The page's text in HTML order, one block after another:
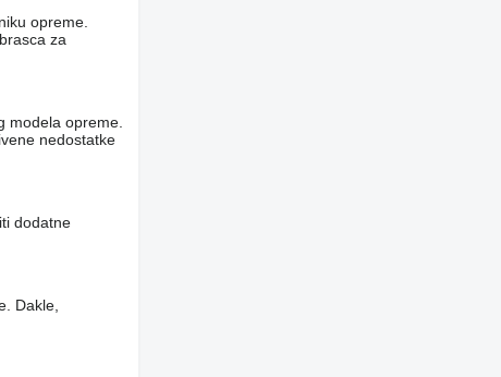
opreme.
za
modela opreme.
nedostatke
dodatne
Dakle,